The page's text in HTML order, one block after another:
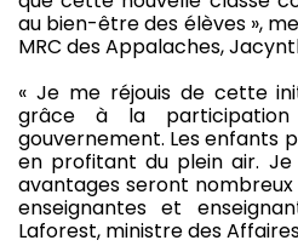
au bien-être des élèves »,
MRC des Appalaches,
« Je me réjouis de cette
grâce à la
gouvernement. Les enfants
en profitant du plein air. Je
avantages seront
enseignantes et
Laforest, ministre des